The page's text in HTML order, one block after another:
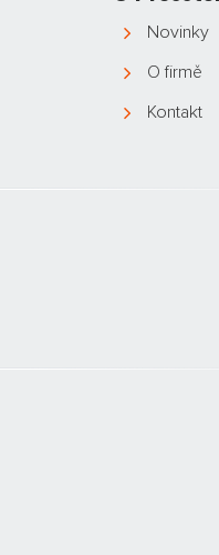
Novinky
O firmě
Kontakt